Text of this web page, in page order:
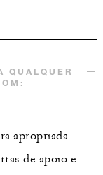
QUALQUER
apropriada
de apoio e